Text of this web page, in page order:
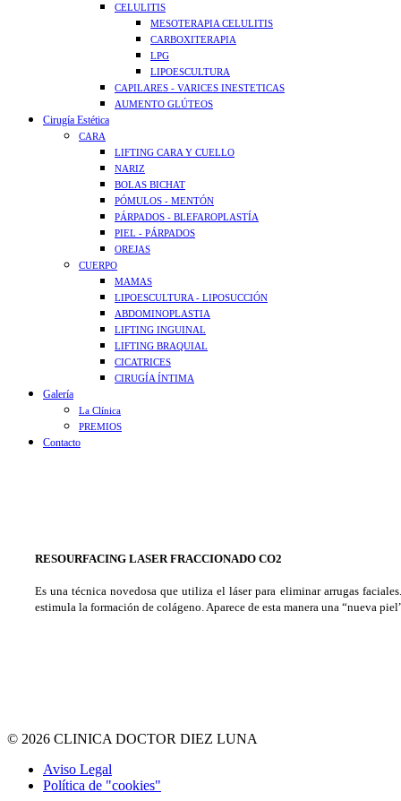
CELULITIS
MESOTERAPIA CELULITIS
CARBOXITERAPIA
LPG
LIPOESCULTURA
CAPILARES - VARICES INESTETICAS
AUMENTO GLÚTEOS
Cirugía Estética
CARA
LIFTING CARA Y CUELLO
NARIZ
BOLAS BICHAT
PÓMULOS - MENTÓN
PÁRPADOS - BLEFAROPLASTÍA
PIEL - PÁRPADOS
OREJAS
CUERPO
MAMAS
LIPOESCULTURA - LIPOSUCCIÓN
ABDOMINOPLASTIA
LIFTING INGUINAL
LIFTING BRAQUIAL
CICATRICES
CIRUGÍA ÍNTIMA
Galería
La Clínica
PREMIOS
Contacto
RESOURFACING LASER FRACCIONADO CO2
Es una técnica novedosa que utiliza el láser para eliminar arrugas
estimula la formación de colágeno.Aparece de esta manera una “nueva
© 2026 CLINICA DOCTOR DIEZ LUNA
Aviso Legal
Política de "cookies"